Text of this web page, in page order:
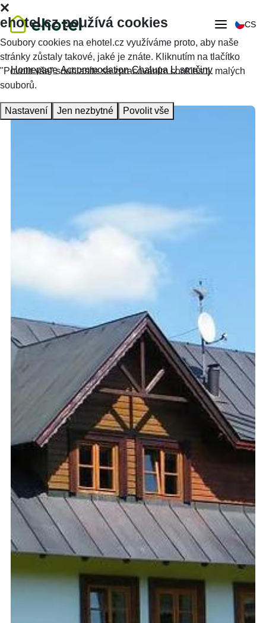
CS
Homepage Accommodation Chalupa U smrčiny
ehotel.cz používá cookies
Soubory cookies na ehotel.cz využíváme proto, aby naše
stránky zůstaly takové, jaké je znáte. Kliknutím na tlačítko
"Povolit vše" souhlasíte se zpracováním cookies tj. malých
souborů.
Nastavení Jen nezbytné Povolit vše